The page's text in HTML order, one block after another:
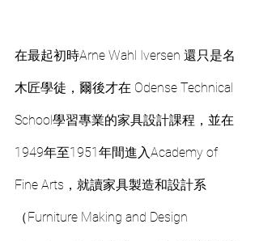
在最起初時Arne Wahl Iversen 還只是名
木匠學徒，爾後才在 Odense Technical
School學習專業的家具設計課程，並在
1949年至1951年間進入Academy of
Fine Arts，就讀家具製造和設計系
（Furniture Making and Design